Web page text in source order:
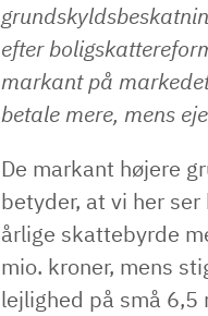
efter
markant på
betale mere, mens
De markant højere
betyder, at vi her
årlige skattebyrde
mio. kroner, mens
lejlighed på små 6,5